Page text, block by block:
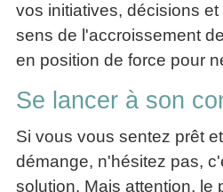
vos initiatives, décisions
sens de l'accroissement
en position de force pour
Se lancer à son
Si vous vous sentez prêt
démange, n'hésitez pas,
solution. Mais attention, le